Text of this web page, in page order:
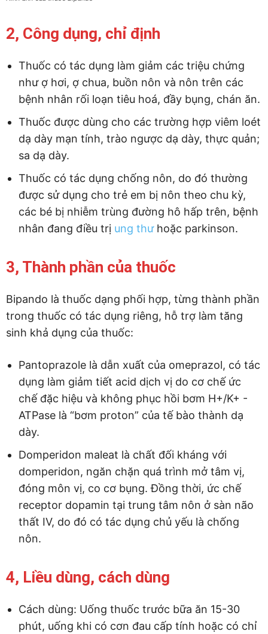
2, Công dụng, chỉ định
Thuốc có tác dụng làm giảm các triệu chứng
như ợ hơi, ợ chua, buồn nôn và nôn trên các
bệnh nhân rối loạn tiêu hoá, đầy bụng, chán ăn.
Thuốc được dùng cho các trường hợp viêm loét
dạ dày mạn tính, trào ngược dạ dày, thực quản;
sa dạ dày.
Thuốc có tác dụng chống nôn, do đó thường
được sử dụng cho trẻ em bị nôn theo chu kỳ,
các bé bị nhiễm trùng đường hô hấp trên, bệnh
nhân đang điều trị ung thưhoặc parkinson.
3, Thành phần của thuốc
Bipando là thuốc dạng phối hợp, từng thành phần
trong thuốc có tác dụng riêng, hỗ trợ làm tăng
sinh khả dụng của thuốc:
Pantoprazole là dẫn xuất của omeprazol, có tác
dụng làm giảm tiết acid dịch vị do cơ chế ức
chế đặc hiệu và không phục hồi bơm H+/K+ -
ATPase là “bơm proton” của tế bào thành dạ
dày.
Domperidon maleat là chất đối kháng với
domperidon, ngăn chặn quá trình mở tâm vị,
đóng môn vị, co cơ bụng. Đồng thời, ức chế
receptor dopamin tại trung tâm nôn ở sàn não
thất IV, do đó có tác dụng chủ yếu là chống
nôn.
4, Liều dùng, cách dùng
Cách dùng: Uống thuốc trước bữa ăn 15-30
phút, uống khi có cơn đau cấp tính hoặc có chỉ